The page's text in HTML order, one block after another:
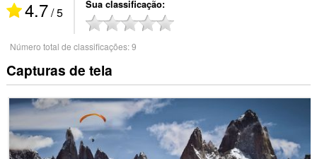
4.7/ 5 Sua classificação
Número total de classificações:9
Capturas de tela